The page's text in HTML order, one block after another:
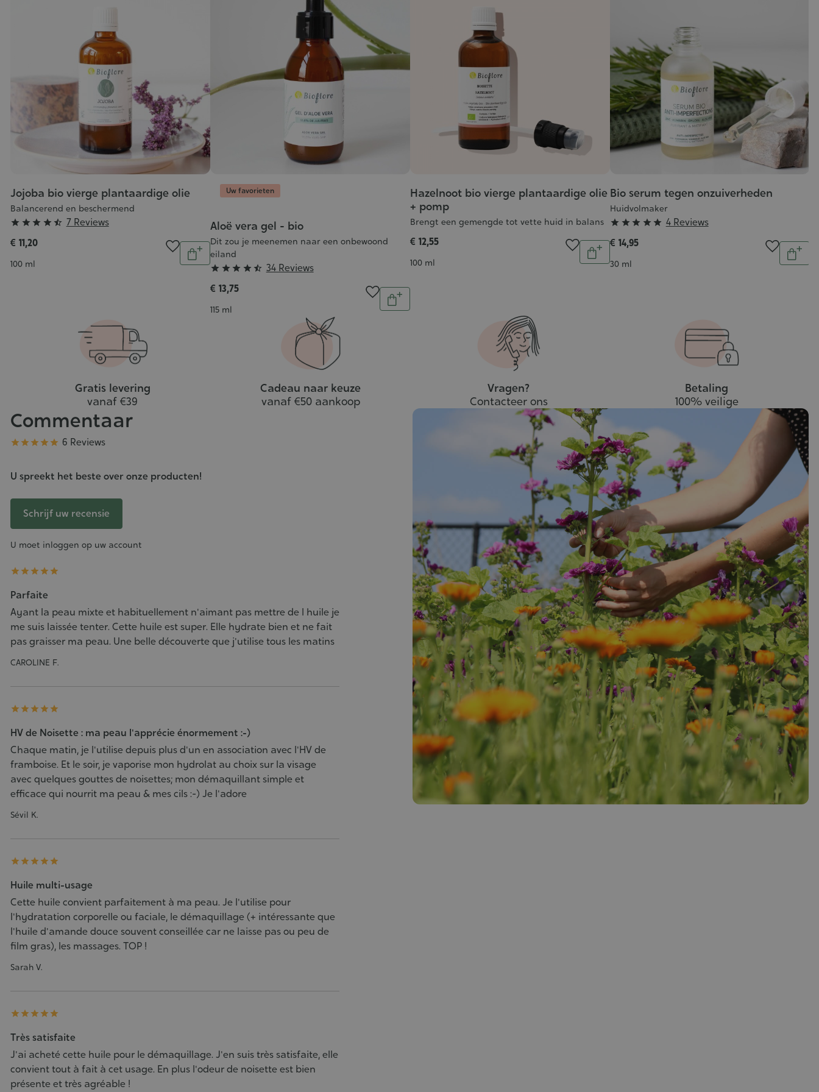
Jojoba bio vierge plantaardige olie
Balancerend en beschermend
Grade
4/5
     7 Reviews
€ 11,20
Inhoud
100 ml
Aantal
In
winkelwagen
Uw favorieten
Aloë vera gel - bio
Dit zou je meenemen naar een onbewoond
eiland
Grade
4/5
     34 Reviews
€ 13,75
Inhoud
115 ml
Aantal
In
Hazelnoot bio vierge plantaardige olie
+ pomp
Brengt een gemengde tot vette huid in balans
€ 12,55
Inhoud
100 ml
Aantal
In
Bio serum tegen onzuiverheden
Huidvolmaker
Grade
5/5
     4 Reviews
€ 14,95
Inhoud
30 ml
Aantal
In
Gratis levering
vanaf €39
Cadeau naar keuze
vanaf €50 aankoop
Vragen?
Contacteer ons
Betaling
100% veilige
Commentaar
Kwaliteit
     6 Reviews
U spreekt het beste over onze producten!
Schrijf uw recensie
U moet inloggen op uw account
    
Parfaite
Ayant la peau mixte et habituellement n'aimant pas mettre de l huile je
me suis laissée tenter. Cette huile est super. Elle hydrate bien et ne fait
pas graisser ma peau. Une belle découverte que j'utilise tous les matins
CAROLINE F.
    
HV de Noisette : ma peau l'apprécie énormement :-)
Chaque matin, je l'utilise depuis plus d'un en association avec l'HV de
framboise. Et le soir, je vaporise mon hydrolat au choix sur la visage
avec quelques gouttes de noisettes; mon démaquillant simple et
efficace qui nourrit ma peau & mes cils :-) Je l'adore
Sévil K.
    
Huile multi-usage
Cette huile convient parfaitement à ma peau. Je l'utilise pour
l'hydratation corporelle ou faciale, le démaquillage (+ intéressante que
l'huile d'amande douce souvent conseillée car ne laisse pas ou peu de
film gras), les massages. TOP !
Sarah V.
    
Très satisfaite
J'ai acheté cette huile pour le démaquillage. J'en suis très satisfaite, elle
convient tout à fait à cet usage. En plus l'odeur de noisette est bien
présente et très agréable !